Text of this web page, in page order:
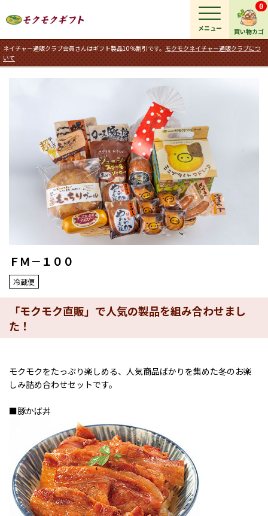
買い物カゴ
0
ネイチャー通販クラブ会員さんはギフト製品10％割引です。 モクモクネイチャー通販クラブにつ
いて
メニュー
ＦＭ－１００
冷蔵便
「モクモク直販」で人気の製品を組み合わせまし
た！
モクモクをたっぷり楽しめる、人気商品ばかりを集めた冬のお楽
しみ詰め合わせセットです。
■豚かば丼